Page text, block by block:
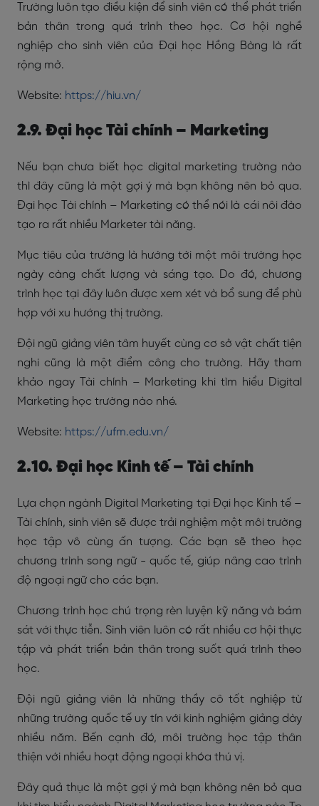
Trường luôn tạo điều kiện để sinh viên có thể phát triển
bản thân trong quá trình theo học. Cơ hội nghề
nghiệp cho sinh viên của Đại học Hồng Bàng là rất
rộng mở.
Website: https://hiu.vn/
2.9. Đại học Tài chính – Marketing
Nếu bạn chưa biết học digital marketing trường nào
thì đây cũng là một gợi ý mà bạn không nên bỏ qua.
Đại học Tài chính – Marketing có thể nói là cái nôi đào
tạo ra rất nhiều Marketer tài năng.
Mục tiêu của trường là hướng tới một môi trường học
ngày càng chất lượng và sáng tạo. Do đó, chương
trình học tại đây luôn được xem xét và bổ sung để phù
hợp với xu hướng thị trường.
Đội ngũ giảng viên tâm huyết cùng cơ sở vật chất tiện
nghi cũng là một điểm công cho trường. Hãy tham
khảo ngay Tài chính – Marketing khi tìm hiểu Digital
Marketing học trường nào nhé.
Website: https://ufm.edu.vn/
2.10. Đại học Kinh tế – Tài chính
Lựa chọn ngành Digital Marketing tại Đại học Kinh tế –
Tài chính, sinh viên sẽ được trải nghiệm một môi trường
học tập vô cùng ấn tượng. Các bạn sẽ theo học
chương trình song ngữ - quốc tế, giúp nâng cao trình
độ ngoại ngữ cho các bạn.
Chương trình học chú trọng rèn luyện kỹ năng và bám
sát với thực tiễn. Sinh viên luôn có rất nhiều cơ hội thực
tập và phát triển bản thân trong suốt quá trình theo
học.
Đội ngũ giảng viên là những thầy cô tốt nghiệp từ
những trường quốc tế uy tín với kinh nghiệm giảng dày
nhiều năm. Bến cạnh đó, môi trường học tập thân
thiện với nhiều hoạt động ngoại khóa thú vị.
Đây quả thục là một gợi ý mà bạn không nên bỏ qua